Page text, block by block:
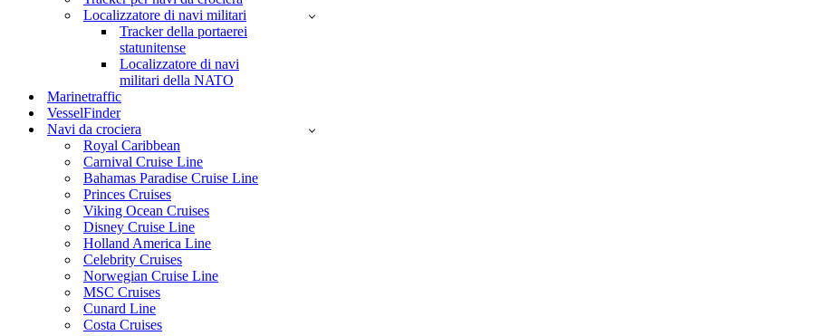
Localizzatore di navi militari
Tracker della portaerei
statunitense
Localizzatore di navi
militari della NATO
Marinetraffic
VesselFinder
Navi da crociera
Royal Caribbean
Carnival Cruise Line
Bahamas Paradise Cruise Line
Princes Cruises
Viking Ocean Cruises
Disney Cruise Line
Holland America Line
Celebrity Cruises
Norwegian Cruise Line
MSC Cruises
Cunard Line
Costa Cruises